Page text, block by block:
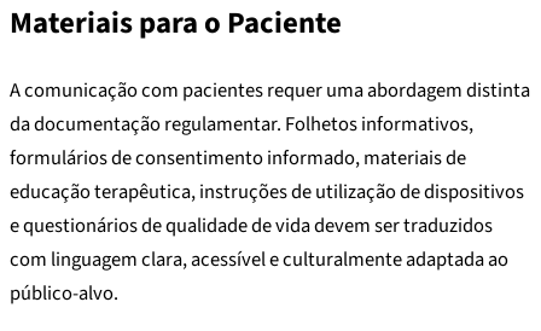
Materiais para o Paciente
A comunicação com pacientes requer uma abordagem distinta
da documentação regulamentar. Folhetos informativos,
formulários de consentimento informado, materiais de
educação terapêutica, instruções de utilização de dispositivos
e questionários de qualidade de vida devem ser traduzidos
com linguagem clara, acessível e culturalmente adaptada ao
público-alvo.